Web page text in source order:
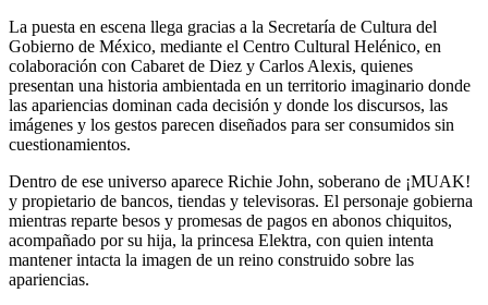
La puesta en escena llega gracias a la Secretaría de Cultura del
Gobierno de México, mediante el Centro Cultural Helénico, en
colaboración con Cabaret de Diez y Carlos Alexis, quienes
presentan una historia ambientada en un territorio imaginario donde
las apariencias dominan cada decisión y donde los discursos, las
imágenes y los gestos parecen diseñados para ser consumidos sin
cuestionamientos.
Dentro de ese universo aparece Richie John, soberano de ¡MUAK!
y propietario de bancos, tiendas y televisoras. El personaje gobierna
mientras reparte besos y promesas de pagos en abonos chiquitos,
acompañado por su hija, la princesa Elektra, con quien intenta
mantener intacta la imagen de un reino construido sobre las
apariencias.